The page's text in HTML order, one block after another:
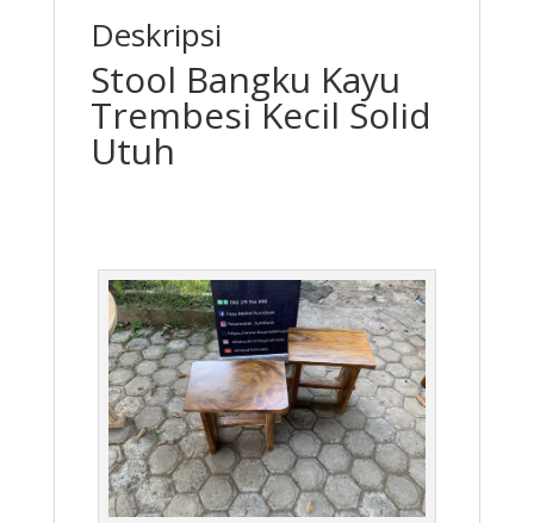
Deskripsi
Stool Bangku Kayu
Trembesi Kecil Solid
Utuh